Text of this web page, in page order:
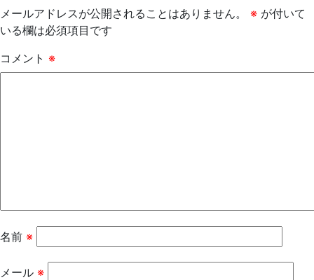
メールアドレスが公開されることはありません。 ※ が付いて
いる欄は必須項目です
コメント ※
名前 ※
メール ※